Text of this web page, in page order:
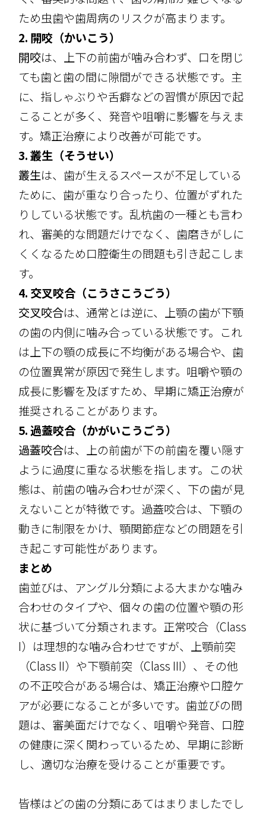
ため虫歯や歯周病のリスクが高まります。
2. 開咬（かいこう）
開咬は、上下の前歯が噛み合わず、口を閉じ
ても歯と歯の間に隙間ができる状態です。主
に、指しゃぶりや舌癖などの習慣が原因で起
こることが多く、発音や咀嚼に影響を与えま
す。矯正治療により改善が可能です。
3. 叢生（そうせい）
叢生は、歯が生えるスペースが不足している
ために、歯が重なり合ったり、位置がずれた
りしている状態です。乱杭歯の一種とも言わ
れ、審美的な問題だけでなく、歯磨きがしに
くくなるため口腔衛生の問題も引き起こしま
す。
4. 交叉咬合（こうさこうごう）
交叉咬合は、通常とは逆に、上顎の歯が下顎
の歯の内側に噛み合っている状態です。これ
は上下の顎の成長に不均衡がある場合や、歯
の位置異常が原因で発生します。咀嚼や顎の
成長に影響を及ぼすため、早期に矯正治療が
推奨されることがあります。
5. 過蓋咬合（かがいこうごう）
過蓋咬合は、上の前歯が下の前歯を覆い隠す
ように過度に重なる状態を指します。この状
態は、前歯の噛み合わせが深く、下の歯が見
えないことが特徴です。過蓋咬合は、下顎の
動きに制限をかけ、顎関節症などの問題を引
き起こす可能性があります。
まとめ
歯並びは、アングル分類による大まかな噛み
合わせのタイプや、個々の歯の位置や顎の形
状に基づいて分類されます。正常咬合（Class
I）は理想的な噛み合わせですが、上顎前突
（Class II）や下顎前突（Class III）、その他
の不正咬合がある場合は、矯正治療や口腔ケ
アが必要になることが多いです。歯並びの問
題は、審美面だけでなく、咀嚼や発音、口腔
の健康に深く関わっているため、早期に診断
し、適切な治療を受けることが重要です。
皆様はどの歯の分類にあてはまりましたでし